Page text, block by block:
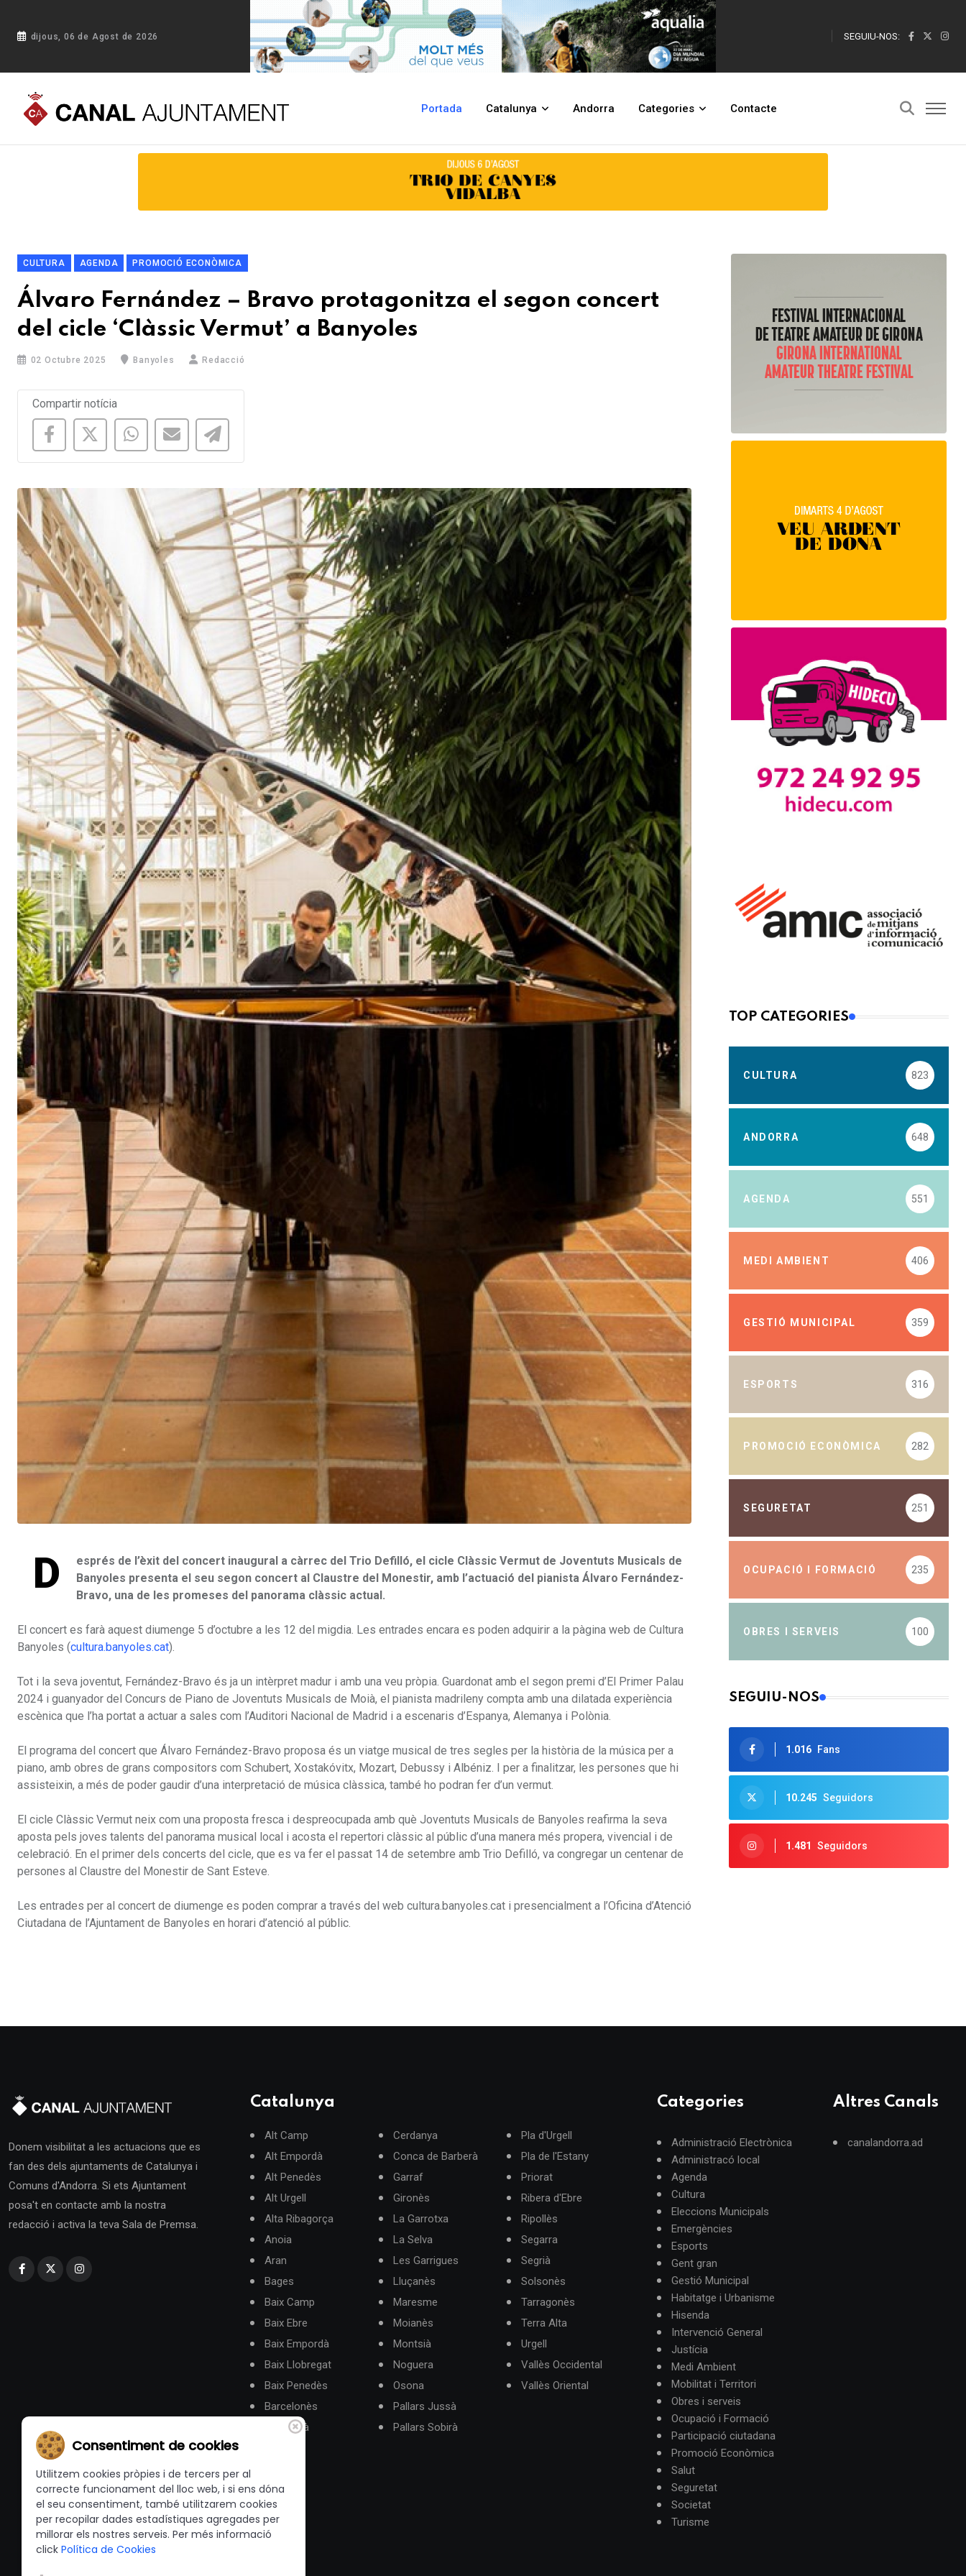
dijous, 06 de Agost de 2026 SEGUIU-NOS:
Portada Catalunya Andorra Categories Contacte
Portada Blog Álvaro Fernández – Bravo protagonitza el segon concert del cicle ‘Clàssic Vermut’ a Banyoles
CULTURA AGENDA PROMOCIÓ ECONÒMICA
Álvaro Fernández – Bravo protagonitza el segon concert
del cicle ‘Clàssic Vermut’ a Banyoles
02 Octubre 2025 Banyoles Redacció
Compartir notícia
D
esprés de l’èxit del concert inaugural a càrrec del Trio Defilló, el cicle Clàssic Vermut de Joventuts Musicals de
Banyoles presenta el seu segon concert al Claustre del Monestir, amb l’actuació del pianista Álvaro Fernández-
Bravo, una de les promeses del panorama clàssic actual.
El concert es farà aquest diumenge 5 d’octubre a les 12 del migdia. Les entrades encara es poden adquirir a la pàgina web de Cultura
Banyoles (cultura.banyoles.cat).
Tot i la seva joventut, Fernández-Bravo és ja un intèrpret madur i amb una veu pròpia. Guardonat amb el segon premi d’El Primer Palau
2024 i guanyador del Concurs de Piano de Joventuts Musicals de Moià, el pianista madrileny compta amb una dilatada experiència
escènica que l’ha portat a actuar a sales com l’Auditori Nacional de Madrid i a escenaris d’Espanya, Alemanya i Polònia.
El programa del concert que Álvaro Fernández-Bravo proposa és un viatge musical de tres segles per la història de la música per a
piano, amb obres de grans compositors com Schubert, Xostakóvitx, Mozart, Debussy i Albéniz. I per a finalitzar, les persones que hi
assisteixin, a més de poder gaudir d’una interpretació de música clàssica, també ho podran fer d’un vermut.
El cicle Clàssic Vermut neix com una proposta fresca i despreocupada amb què Joventuts Musicals de Banyoles reafirma la seva
aposta pels joves talents del panorama musical local i acosta el repertori clàssic al públic d’una manera més propera, vivencial i de
celebració. En el primer dels concerts del cicle, que es va fer el passat 14 de setembre amb Trio Defilló, va congregar un centenar de
persones al Claustre del Monestir de Sant Esteve.
Les entrades per al concert de diumenge es poden comprar a través del web cultura.banyoles.cat i presencialment a l’Oficina d’Atenció
Ciutadana de l’Ajuntament de Banyoles en horari d’atenció al públic.
TOP CATEGORIES
CULTURA 823
ANDORRA 648
AGENDA 551
MEDI AMBIENT 406
GESTIÓ MUNICIPAL 359
ESPORTS 316
PROMOCIÓ ECONÒMICA 282
SEGURETAT 251
OCUPACIÓ I FORMACIÓ 235
OBRES I SERVEIS 100
SEGUIU-NOS
1.016 Fans
10.245 Seguidors
1.481 Seguidors
Donem visibilitat a les actuacions que es
fan des dels ajuntaments de Catalunya i
Comuns d'Andorra. Si ets Ajuntament
posa't en contacte amb la nostra
redacció i activa la teva Sala de Premsa.
Catalunya
Alt Camp
Alt Empordà
Alt Penedès
Alt Urgell
Alta Ribagorça
Anoia
Aran
Bages
Baix Camp
Baix Ebre
Baix Empordà
Baix Llobregat
Baix Penedès
Barcelonès
Berguedà
Cerdanya
Conca de Barberà
Garraf
Gironès
La Garrotxa
La Selva
Les Garrigues
Lluçanès
Maresme
Moianès
Montsià
Noguera
Osona
Pallars Jussà
Pallars Sobirà
Pla d'Urgell
Pla de l'Estany
Priorat
Ribera d'Ebre
Ripollès
Segarra
Segrià
Solsonès
Tarragonès
Terra Alta
Urgell
Vallès Occidental
Vallès Oriental
Categories
Administració Electrònica
Administracó local
Agenda
Cultura
Eleccions Municipals
Emergències
Esports
Gent gran
Gestió Municipal
Habitatge i Urbanisme
Hisenda
Intervenció General
Justícia
Medi Ambient
Mobilitat i Territori
Obres i serveis
Ocupació i Formació
Participació ciutadana
Promoció Econòmica
Salut
Seguretat
Societat
Turisme
Altres Canals
canalandorra.ad
Consentiment de cookies
Utilitzem cookies pròpies i de tercers per al
correcte funcionament del lloc web, i si ens dóna
el seu consentiment, també utilitzarem cookies
per recopilar dades estadístiques agregades per
millorar els nostres serveis. Per més informació
click Política de Cookies